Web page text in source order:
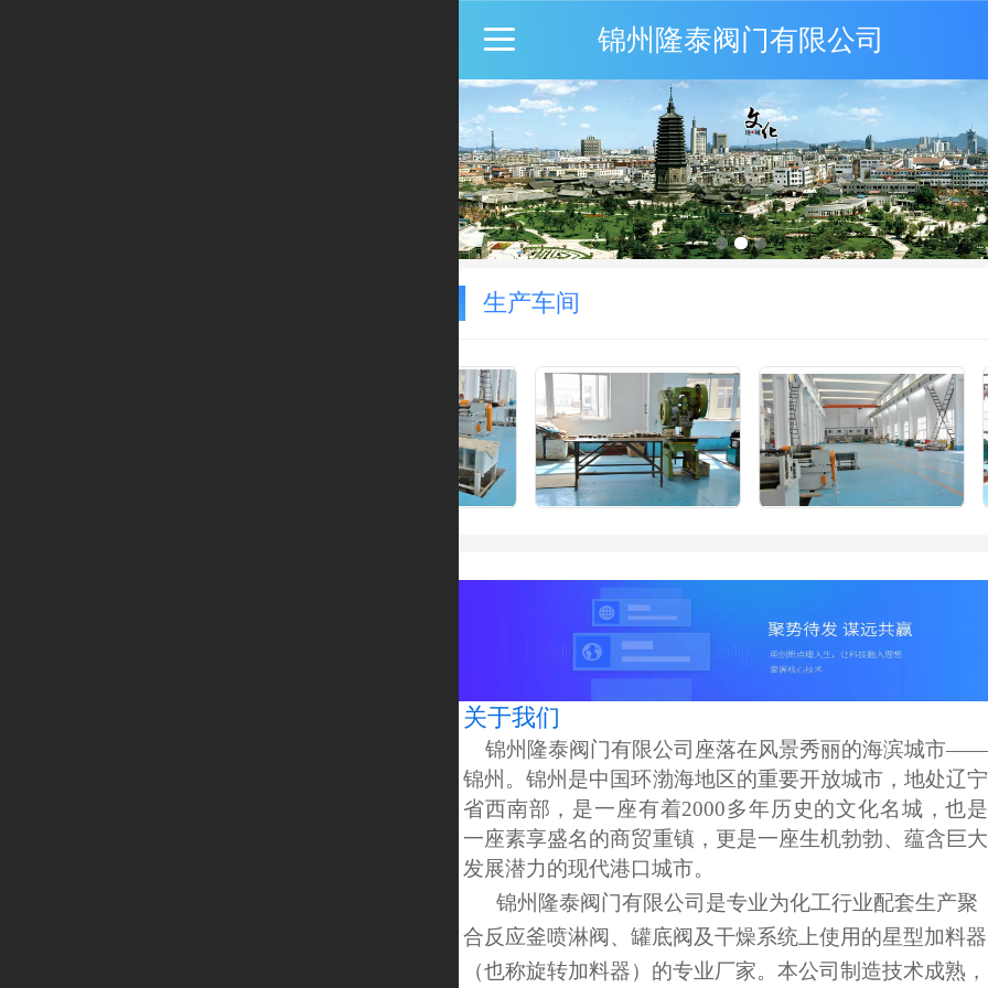
锦州隆泰阀门有限公司
生产车间
关于我们
锦州隆泰阀门有限公司座落在风景秀丽的海滨城市——
锦州。锦州是中国环渤海地区的重要开放城市，地处辽宁
省西南部，是一座有着2000多年历史的文化名城，也是
一座素享盛名的商贸重镇，更是一座生机勃勃、蕴含巨大
发展潜力的现代港口城市。
合反应釜喷淋阀、罐底阀及干燥系统上使用的星型加料器
（也称旋转加料器）的专业厂家。本公司制造技术成熟，